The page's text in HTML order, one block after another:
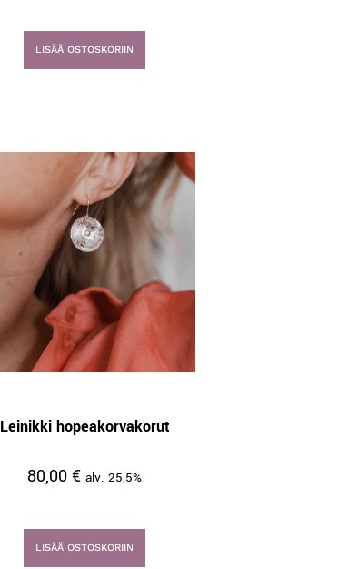
LISÄÄ OSTOSKORIIN
Leinikki hopeakorvakorut
80,00€ alv. 25,5%
LISÄÄ OSTOSKORIIN